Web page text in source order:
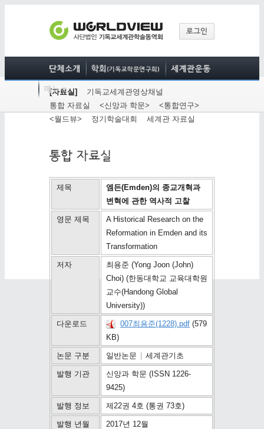
[자료실]
기독교세계관영상채널
통합 자료실
<신앙과 학문>
<통합연구>
<월드뷰>
정기학술대회 세계관 자료실
제목
엠든(Emden)의 종교개혁과
변혁에 관한 역사적 고찰
영문 제목
A Historical Research on the
Reformation in Emden and its
Transformation
저자
최용준 (Yong Joon (John)
Choi) (한동대학교 교육대학원
교수(Handong Global
University))
다운로드 007최용준(1228).pdf (579
KB)
논문 구분 일반논문 세계관기초
발행 기관
신앙과 학문 (ISSN 1226-
9425)
발행 정보 제22권 4호 (통권 73호)
발행 년월 2017년 12월